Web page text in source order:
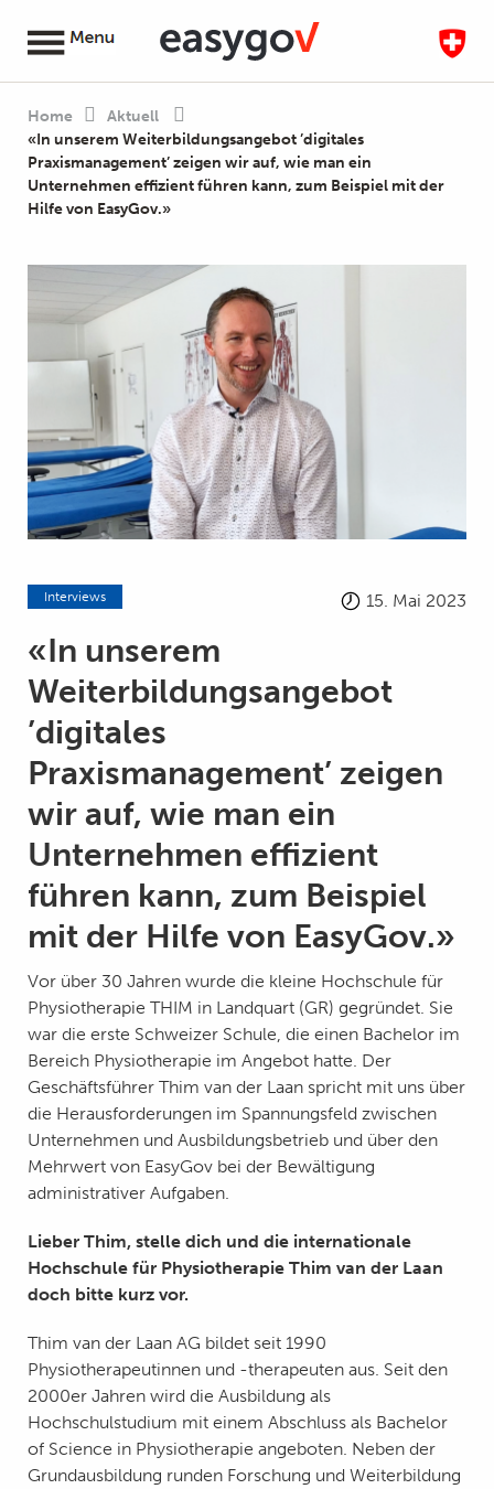
Home
Aktuell
«In unserem Weiterbildungsangebot ’digitales
Praxismanagement’ zeigen wir auf, wie man ein
Unternehmen effizient führen kann, zum Beispiel mit der
Hilfe von EasyGov.»
Interviews 15. Mai 2023
«In unserem
Weiterbildungsangebot
’digitales
Praxismanagement’ zeigen
wir auf, wie man ein
Unternehmen effizient
führen kann, zum Beispiel
mit der Hilfe von EasyGov.»
Vor über 30 Jahren wurde die kleine Hochschule für
Physiotherapie THIM in Landquart (GR) gegründet. Sie
war die erste Schweizer Schule, die einen Bachelor im
Bereich Physiotherapie im Angebot hatte. Der
Geschäftsführer Thim van der Laan spricht mit uns über
die Herausforderungen im Spannungsfeld zwischen
Unternehmen und Ausbildungsbetrieb und über den
Mehrwert von EasyGov bei der Bewältigung
administrativer Aufgaben.
Lieber Thim, stelle dich und die internationale
Hochschule für Physiotherapie Thim van der Laan
doch bitte kurz vor.
Thim van der Laan AG bildet seit 1990
Physiotherapeutinnen und -therapeuten aus. Seit den
2000er Jahren wird die Ausbildung als
Hochschulstudium mit einem Abschluss als Bachelor
of Science in Physiotherapie angeboten. Neben der
Grundausbildung runden Forschung und Weiterbildung